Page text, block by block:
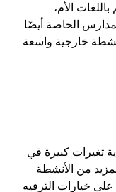
الأم،
الخاصة أيضًا
خارجية واسعة
تغيرات كبيرة في
من الأنشطة
على خيارات الترفيه